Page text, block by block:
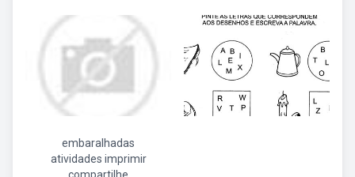
embaralhadas
atividades imprimir